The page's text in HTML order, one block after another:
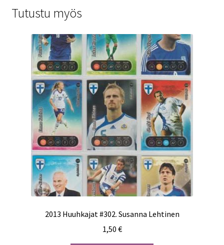
Tutustu myös
2013 Huuhkajat #302. Susanna Lehtinen
1,50 €